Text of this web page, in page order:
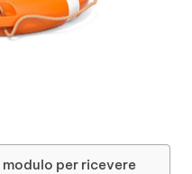
per ricevere